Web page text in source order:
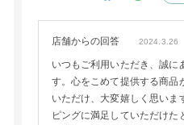
店舗からの回答 2024.3.26
いつもご利用いただき、誠に
す。心をこめて提供する商品
いただけ、大変嬉しく思いま
ピングに満足していただけた